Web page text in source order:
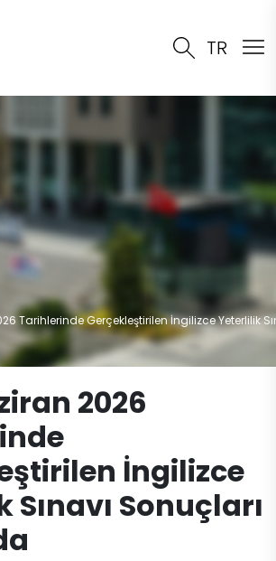
TR
Tarihlerinde Gerçekleştirilen İngilizce Yeterlilik
2026
İngilizce
Sonuçları